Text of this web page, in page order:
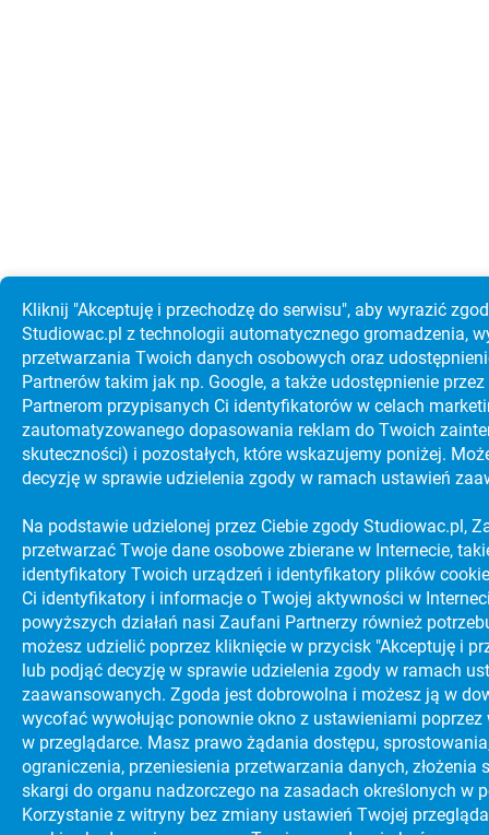
Kliknij "Akceptuję i przechodzę do serwisu", aby wyrazić
Studiowac.pl z technologii automatycznego gromadzenia,
przetwarzania Twoich danych osobowych oraz
Partnerów takim jak np. Google, a także udostępnienie
Partnerom przypisanych Ci identyfikatorów w celach
zautoma­tyzo­wanego dopasowania reklam do Twoich
skuteczności) i pozostałych, które wskazujemy poniżej.
decyzję w sprawie udzielenia zgody w ramach ustawień
Na podstawie udzielonej przez Ciebie zgody Studiowac.pl,
przetwarzać Twoje dane osobowe zbierane w Internecie,
identyfikatory Twoich urządzeń i identyfikatory plików
Ci identyfikatory i informacje o Twojej aktywności w
powyższych działań nasi Zaufani Partnerzy również
możesz udzielić poprzez kliknięcie w przycisk "Akceptuję i
lub podjąć decyzję w sprawie udzielenia zgody w ramach
zaawansowanych. Zgoda jest dobrowolna i możesz ją w
wycofać wywołując ponownie okno z ustawieniami
w przeglądarce. Masz prawo żądania dostępu,
ograniczenia, przeniesienia przetwarzania danych, złożenia
skargi do organu nadzorczego na zasadach określonych w
Korzystanie z witryny bez zmiany ustawień Twojej